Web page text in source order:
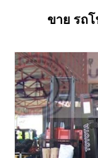
ขาย รถ